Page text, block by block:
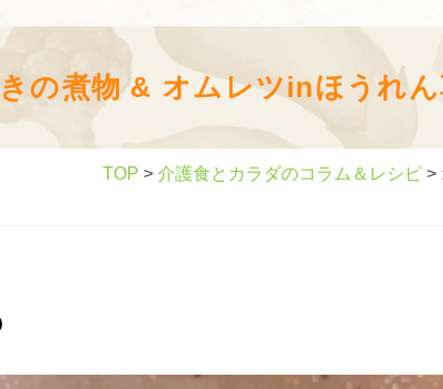
の煮物 & オムレツinほうれん
TOP > 介護食とカラダのコラム＆レシピ>